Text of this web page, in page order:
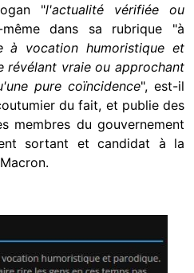
"l'actualité vérifiée ou
dans sa rubrique "à
à vocation humoristique et
révélant vraie ou approchant
pure coïncidence", est-il
du fait, et publie des
membres du gouvernement
sortant et candidat à la